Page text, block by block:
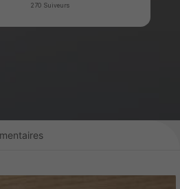
270 Suiveurs